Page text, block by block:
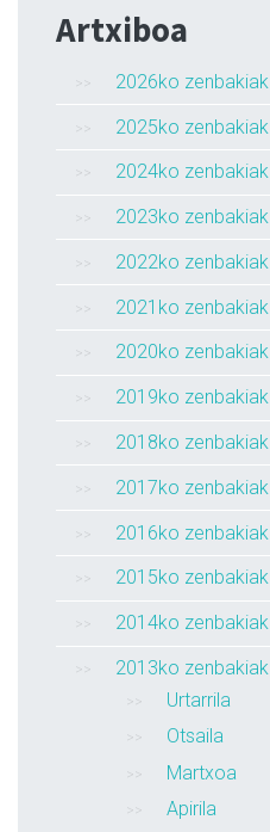
Artxiboa
2026ko zenbakiak
2025ko zenbakiak
2024ko zenbakiak
2023ko zenbakiak
2022ko zenbakiak
2021ko zenbakiak
2020ko zenbakiak
2019ko zenbakiak
2018ko zenbakiak
2017ko zenbakiak
2016ko zenbakiak
2015ko zenbakiak
2014ko zenbakiak
2013ko zenbakiak
Urtarrila
Otsaila
Martxoa
Apirila